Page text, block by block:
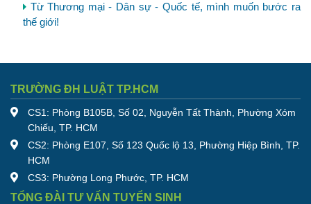
Từ Thương mại - Dân sự - Quốc tế, mình muốn bước ra
thế giới!
TRƯỜNG ĐH LUẬT TP.HCM
CS1: Phòng B105B, Số 02, Nguyễn Tất Thành, Phường Xóm
Chiếu, TP. HCM
CS2: Phòng E107, Số 123 Quốc lộ 13, Phường Hiệp Bình, TP.
HCM
CS3: Phường Long Phước, TP. HCM
TỔNG ĐÀI TƯ VẤN TUYỂN SINH